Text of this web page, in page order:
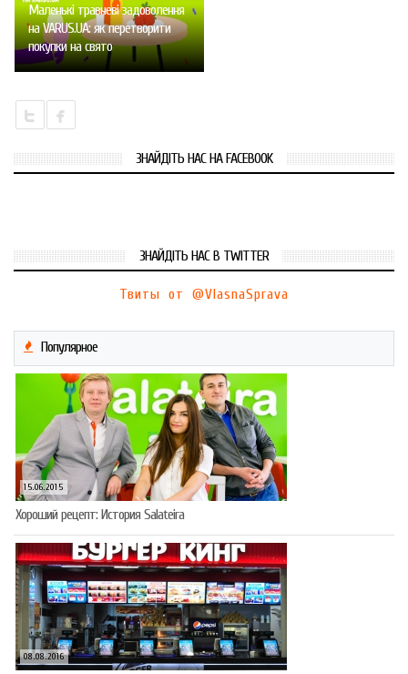
Маленькі травневі задоволення
на VARUS.UA: як перетворити
покупки на свято
ЗНАЙДІТЬ НАС НА FACEBOOK
ЗНАЙДІТЬ НАС В TWITTER
Твиты от @VlasnaSprava
Популярное
15.06.2015
Хороший рецепт: История Salateira
08.08.2016